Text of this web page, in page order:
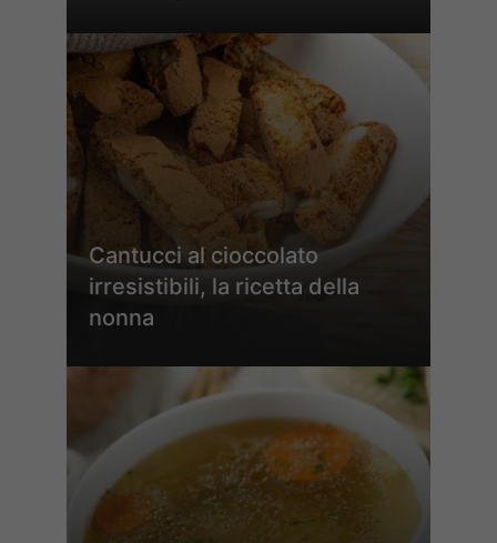
Cantucci al cioccolato
irresistibili, la ricetta della
nonna